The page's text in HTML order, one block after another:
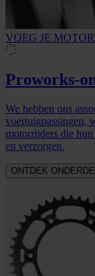
VOEG JE
Proworks-
We hebben ons
voertuigpassingen,
motorrijders die
en verzorgen.
ONTDEK